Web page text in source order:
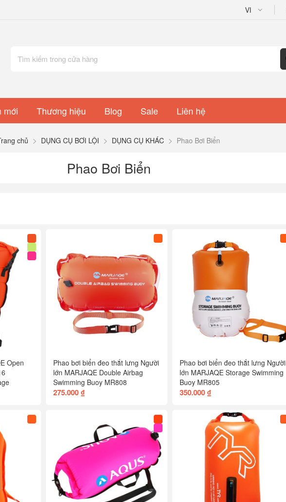
mới Thương hiệu Blog Sale Liên hệ
chủ DỤNG CỤ BƠI LỘI DỤNG CỤ KHÁC Phao Bơi Biển
Phao Bơi Biển
Open
Phao bơi biển đeo thắt lưng Người
lớn MARJAQE Double Airbag
Swimming Buoy MR808
275.000 ₫
Phao bơi biển đeo thắt lưng Người
lớn MARJAQE Storage Swimming
Buoy MR805
350.000 ₫